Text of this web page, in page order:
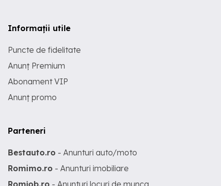
Informații utile
Puncte de fidelitate
Anunț Premium
Abonament VIP
Anunț promo
Parteneri
Bestauto.ro - Anunturi auto/moto
Romimo.ro - Anunturi imobiliare
Romjob.ro - Anunturi locuri de munca